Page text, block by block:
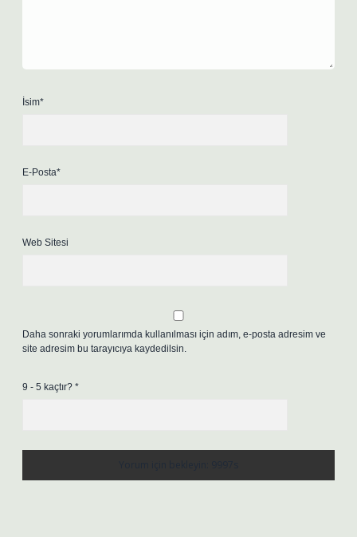
İsim*
E-Posta*
Web Sitesi
Daha sonraki yorumlarımda kullanılması için adım, e-posta adresim ve
site adresim bu tarayıcıya kaydedilsin.
9 - 5 kaçtır? *